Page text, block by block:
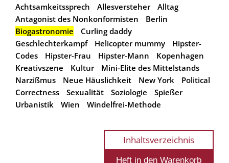
Achtsamkeitssprech
Allesversteher
Alltag
Antagonist des Nonkonformisten
Berlin
Biogastronomie
Curling daddy
Geschlechterkampf
Helicopter mummy
Hipster-
Codes
Hipster-Frau Hipster-Mann
Kopenhagen
Kreativszene
Kultur
Mini-Elite des Mittelstands
Narzißmus
Neue Häuslichkeit New York
Political
Correctness
Sexualität Soziologie
Spießer
Urbanistik
Wien Windelfrei-Methode
Inhaltsverzeichnis